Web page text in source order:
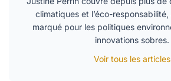
climatiques et l’éco-
marqué pour les politiques
innovations sobres.
Voir tous les articles